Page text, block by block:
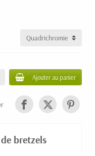
Ajouter au panier
bretzels